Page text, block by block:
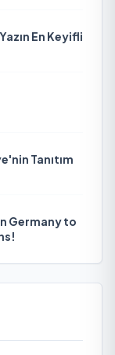
En Keyifli
Tanıtım
Germany to